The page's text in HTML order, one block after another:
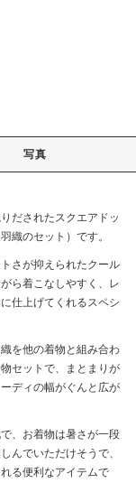
写真
だされたスクエアドッ
織のセット）です。
さが抑えられたクール
ら着こなしやすく、レ
仕上げてくれるスペシ
を他の着物と組み合わ
セットで、まとまりが
ディの幅がぐんと広が
、お着物は暑さが一段
んでいただけそうで、
る便利なアイテムで